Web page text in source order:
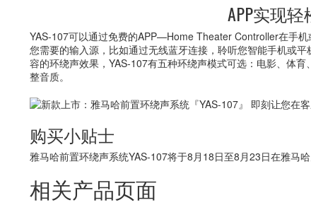
APP实现
YAS-107可以通过免费的APP—Home Theater Controller在手
您需要的输入源，比如通过无线蓝牙连接，聆听您智能手机或
容的环绕声效果，YAS-107有五种环绕声模式可选：电影、体
整音质。
购买小贴士
雅马哈前置环绕声系统YAS-107将于8月18日至8月23日在雅马
相关产品页面